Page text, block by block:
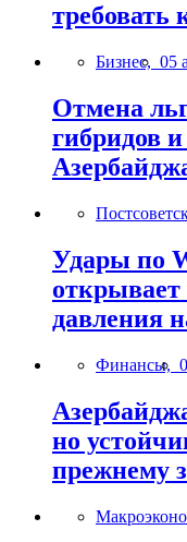
требовать
Бизнес, 05
Отмена
гибридов
Удары по
открывает
давления
Финансы,
но
прежнему